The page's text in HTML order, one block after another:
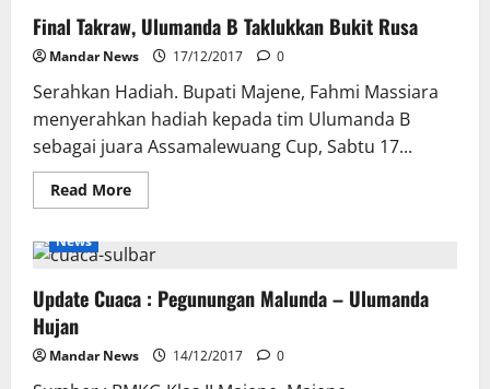
Padi
Final Takraw, Ulumanda B Taklukkan Bukit Rusa
Mandar News 17/12/2017 0
Serahkan Hadiah. Bupati Majene, Fahmi Massiara
menyerahkan hadiah kepada tim Ulumanda B
sebagai juara Assamalewuang Cup, Sabtu 17...
Read MoreRead
more
Takraw,
Ulumanda
Taklukkan
Bukit
News
Update Cuaca : Pegunungan Malunda – Ulumanda
Hujan
Mandar News 14/12/2017 0